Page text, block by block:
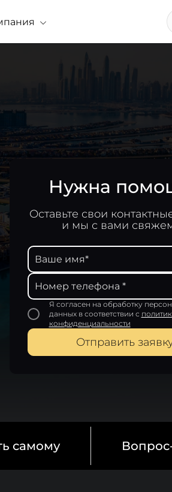
Нужна
Оставьте свои
и мы с вами
Я согласен на обработку
данныхв соответствии с
конфиденциальности
Отправить
самому